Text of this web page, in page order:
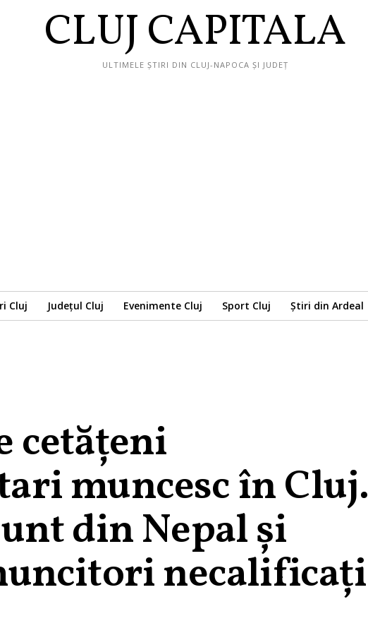
CLUJ CAPITALA
ULTIMELE ȘTIRI DIN CLUJ-NAPOCA ȘI JUDEȚ
Cluj Județul Cluj Evenimente Cluj Sport Cluj Știri din Ardeal
cetăţeni
muncesc în Cluj.
din Nepal şi
necalificaţi